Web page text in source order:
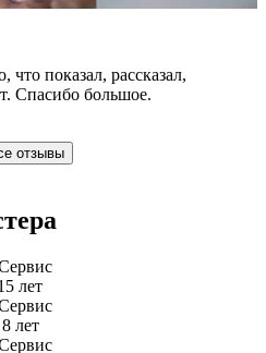
показал, рассказал,
Спасибо большое.
отзывы
лет
лет